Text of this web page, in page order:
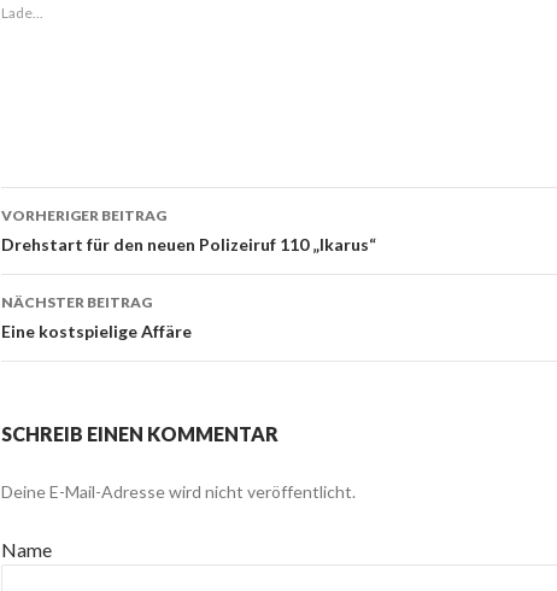
Lade...
Beitragsnavigation
VORHERIGER BEITRAG
Drehstart für den neuen Polizeiruf 110 „Ikarus“
NÄCHSTER BEITRAG
Eine kostspielige Affäre
SCHREIB EINEN KOMMENTAR
Deine E-Mail-Adresse wird nicht veröffentlicht.
Name